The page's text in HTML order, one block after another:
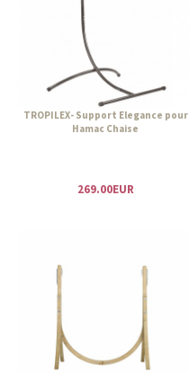
TROPILEX- Support Elegance pour
Hamac Chaise
269.00EUR